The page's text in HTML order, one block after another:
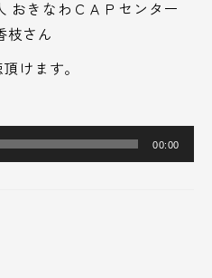
おきなわＣＡＰセンター
さん
けます。
00:00